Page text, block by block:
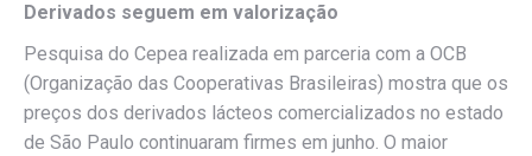
Derivados seguem em valorização
Pesquisa do Cepea realizada em parceria com a OCB
(Organização das Cooperativas Brasileiras) mostra que os
preços dos derivados lácteos comercializados no estado
de São Paulo continuaram firmes em junho. O maior